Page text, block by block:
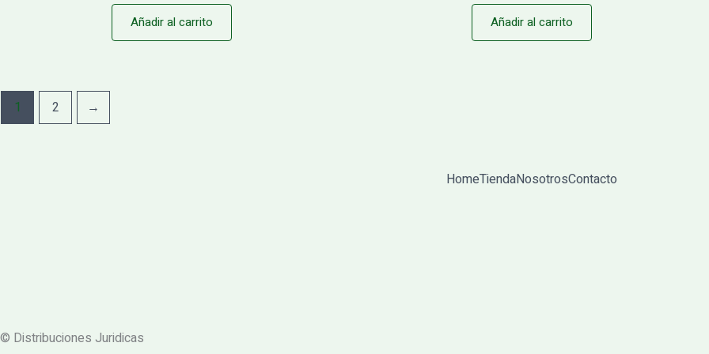
Añadir al carrito Añadir al carrito
1 2 →
HomeTiendaNosotrosContacto
© Distribuciones Juridicas